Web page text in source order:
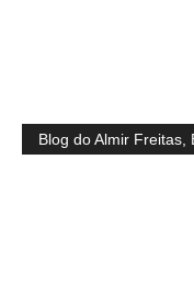
Blog do Almir Freitas